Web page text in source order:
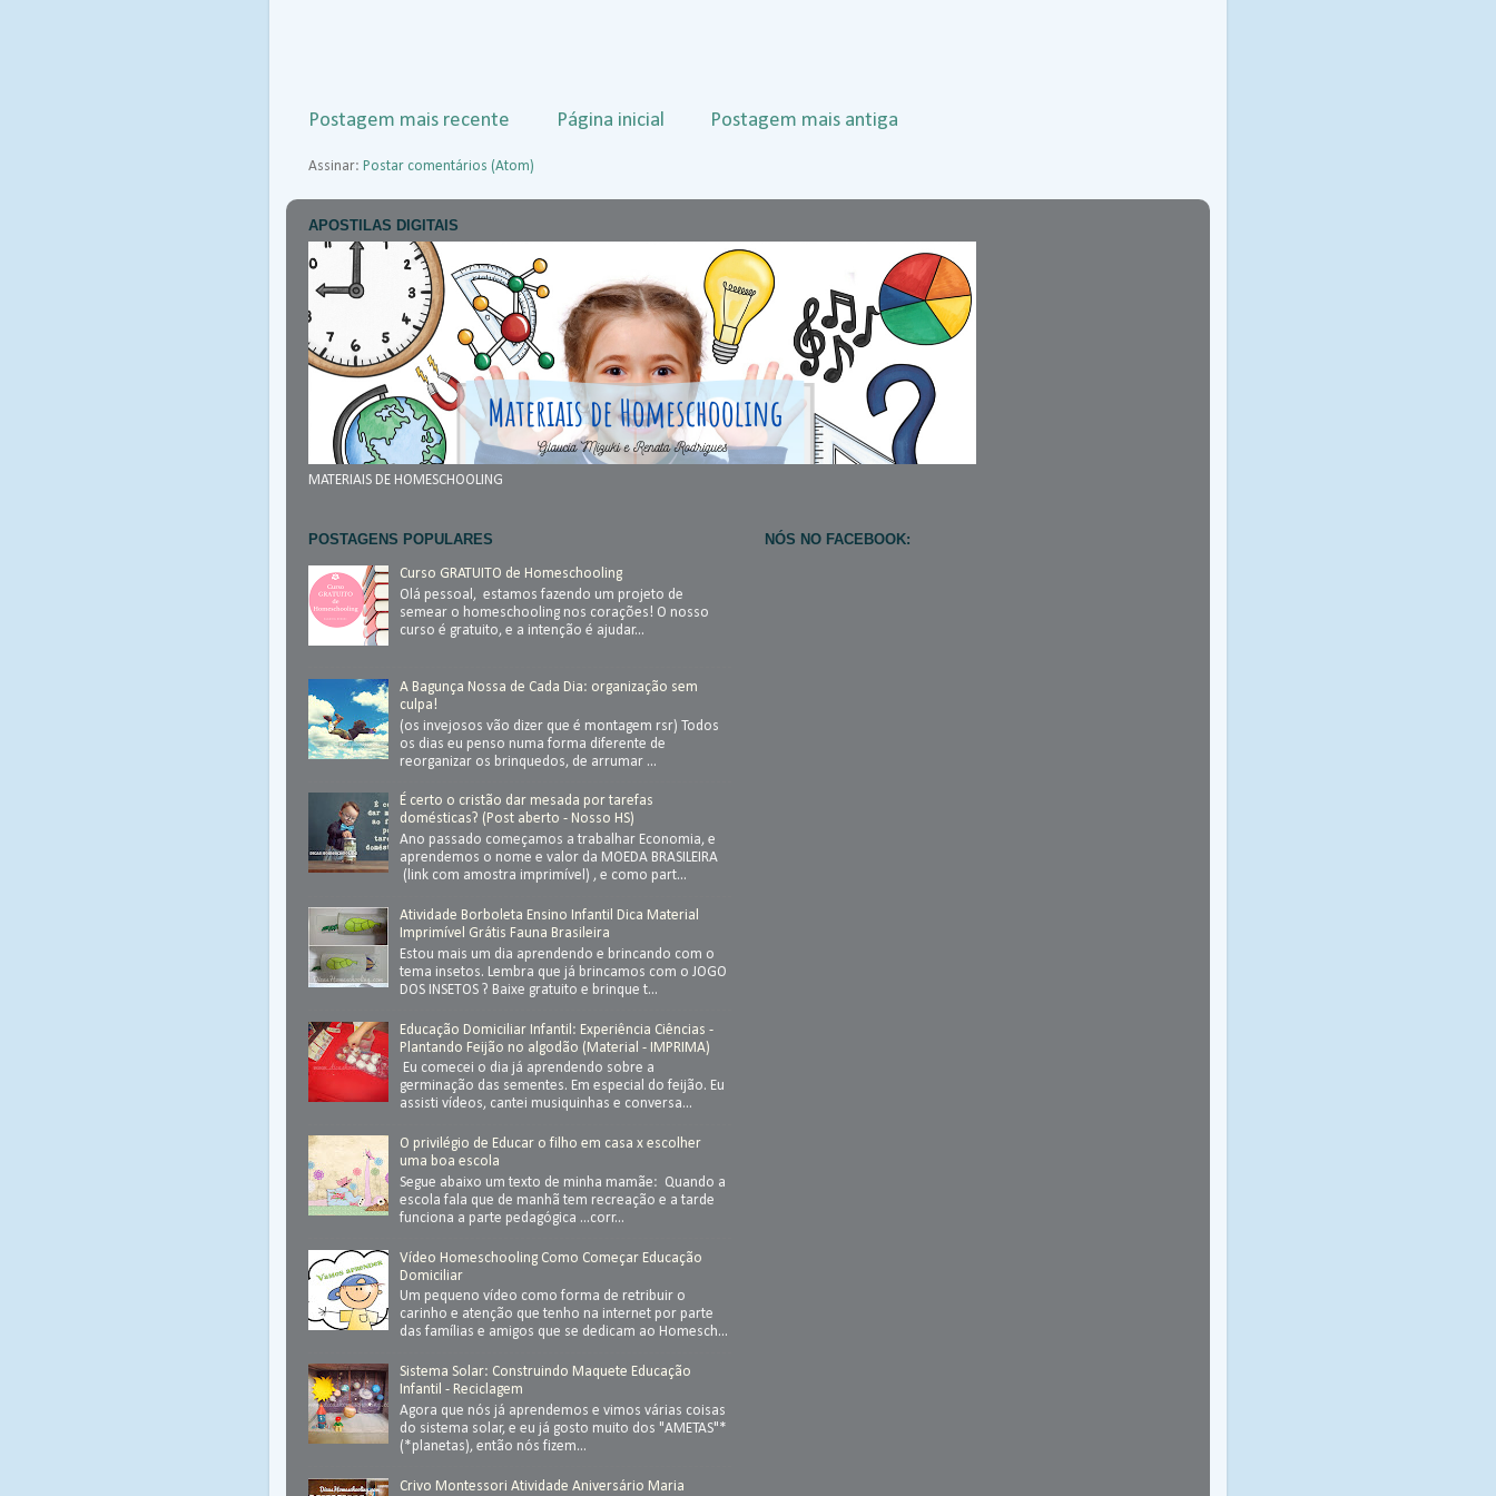
Postagem mais recente Postagem mais antiga
Página inicial
Assinar: Postar comentários (Atom)
APOSTILAS DIGITAIS
MATERIAIS DE HOMESCHOOLING
POSTAGENS POPULARES
Curso GRATUITO de Homeschooling
Olá pessoal, estamos fazendo um projeto de
semear o homeschooling nos corações! O nosso
curso é gratuito, e a intenção é ajudar...
A Bagunça Nossa de Cada Dia: organização sem
culpa!
(os invejosos vão dizer que é montagem rsr) Todos
os dias eu penso numa forma diferente de
reorganizar os brinquedos, de arrumar ...
É certo o cristão dar mesada por tarefas
domésticas? (Post aberto - Nosso HS)
Ano passado começamos a trabalhar Economia, e
aprendemos o nome e valor da MOEDA BRASILEIRA
(link com amostra imprimível) , e como part...
Atividade Borboleta Ensino Infantil Dica Material
Imprimível Grátis Fauna Brasileira
Estou mais um dia aprendendo e brincando com o
tema insetos. Lembra que já brincamos com o JOGO
DOS INSETOS ? Baixe gratuito e brinque t...
Educação Domiciliar Infantil: Experiência Ciências -
Plantando Feijão no algodão (Material - IMPRIMA)
Eu comecei o dia já aprendendo sobre a
germinação das sementes. Em especial do feijão. Eu
assisti vídeos, cantei musiquinhas e conversa...
O privilégio de Educar o filho em casa x escolher
uma boa escola
Segue abaixo um texto de minha mamãe: Quando a
escola fala que de manhã tem recreação e a tarde
funciona a parte pedagógica ...corr...
Vídeo Homeschooling Como Começar Educação
Domiciliar
Um pequeno vídeo como forma de retribuir o
carinho e atenção que tenho na internet por parte
das famílias e amigos que se dedicam ao Homesch...
Sistema Solar: Construindo Maquete Educação
Infantil - Reciclagem
Agora que nós já aprendemos e vimos várias coisas
do sistema solar, e eu já gosto muito dos "AMETAS"*
(*planetas), então nós fizem...
Crivo Montessori Atividade Aniversário Maria
NÓS NO FACEBOOK: